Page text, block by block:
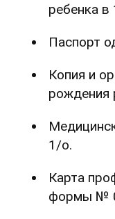
ребенка в
Паспорт
Копия и
рождения
1/о.
Карта
формы №